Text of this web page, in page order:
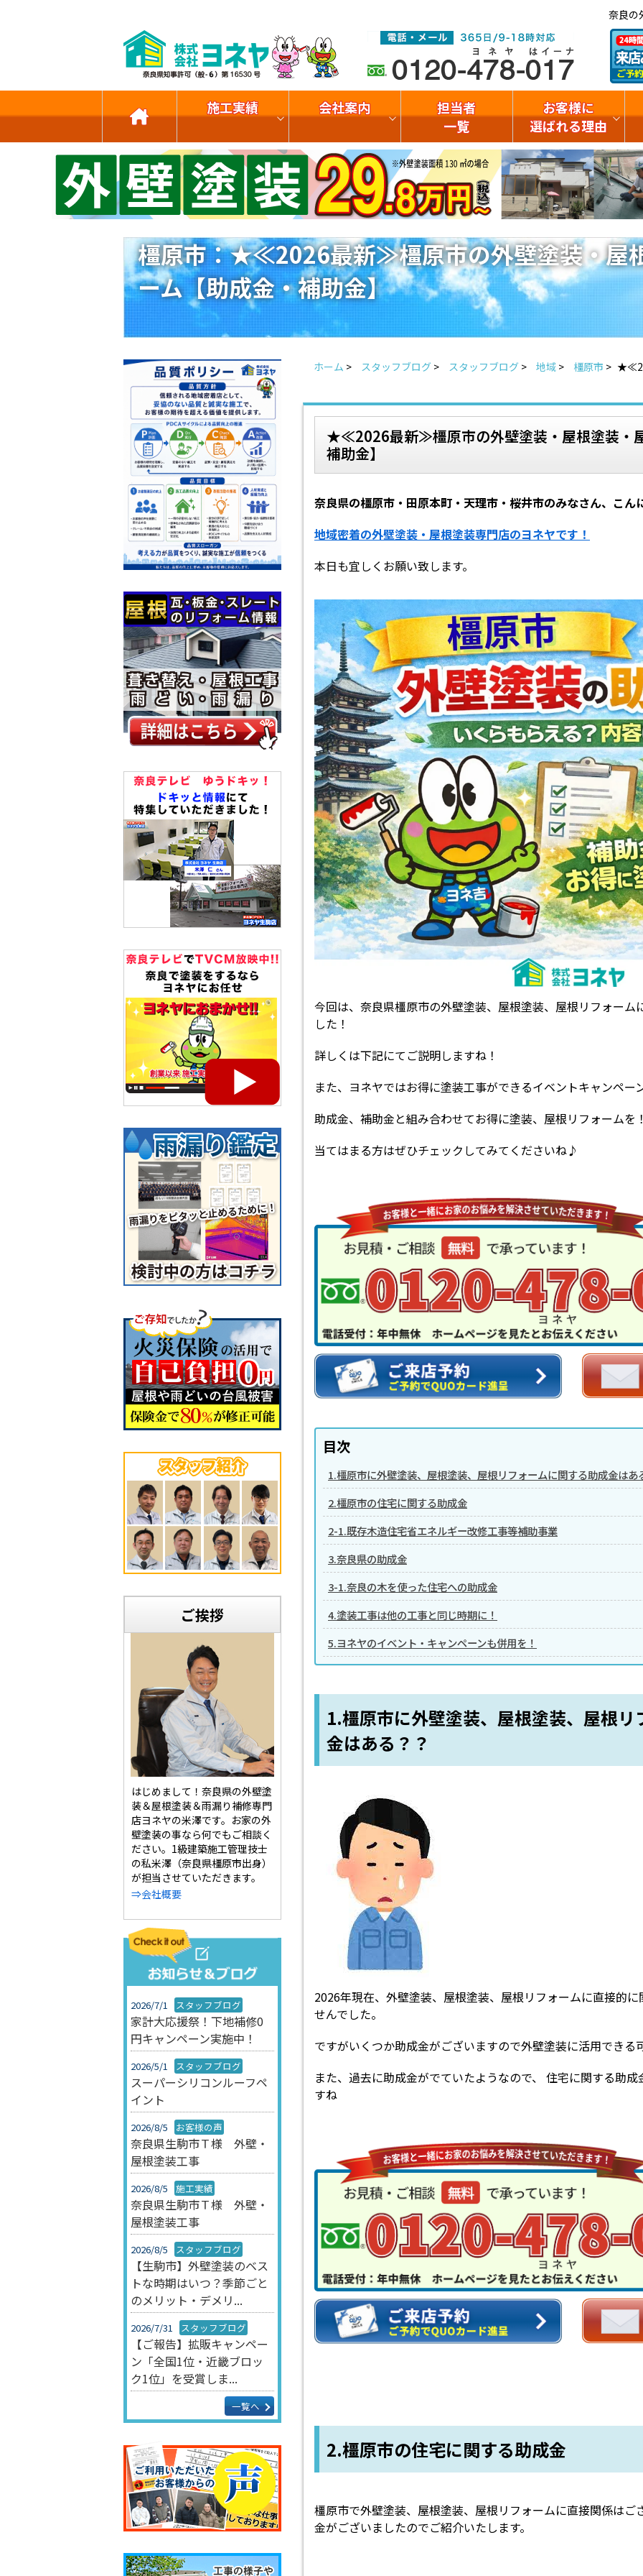
奈良の
施工実績 会社案内
担当者
一覧
お客様に
選ばれる理由
橿原市：★≪2026最新≫橿原市の外壁塗装・屋
ーム【助成金・補助金】
ご挨拶
はじめまして！奈良県の外壁塗
装＆屋根塗装＆雨漏り補修専門
店ヨネヤの米澤です。お家の外
壁塗装の事なら何でもご相談く
ださい。1級建築施工管理技士
の私米澤（奈良県橿原市出身）
が担当させていただきます。
⇒会社概要
2026/7/1 スタッフブログ
家計大応援祭！下地補修0
円キャンペーン実施中！
2026/5/1 スタッフブログ
スーパーシリコンルーフペ
イント
2026/8/5 お客様の声
奈良県生駒市Ｔ様 外壁・
屋根塗装工事
2026/8/5 施工実績
奈良県生駒市Ｔ様 外壁・
屋根塗装工事
2026/8/5 スタッフブログ
【生駒市】外壁塗装のベス
トな時期はいつ？季節ごと
のメリット・デメリ...
2026/7/31 スタッフブログ
【ご報告】拡販キャンペー
ン「全国1位・近畿ブロッ
ク1位」を受賞しま...
一覧へ
ホーム > スタッフブログ > スタッフブログ > 地域 > 橿原市 >
★≪2026最新≫橿原市の外壁塗装・屋根塗装・
補助金】
奈良県の橿原市・田原本町・天理市・桜井市のみなさん、こん
地域密着の外壁塗装・屋根塗装専門店のヨネヤです！
本日も宜しくお願い致します。
今回は、奈良県橿原市の外壁塗装、屋根塗装、屋根リフォー
した！
詳しくは下記にてご説明しますね！
また、ヨネヤではお得に塗装工事ができるイベントキャンペー
助成金、補助金と組み合わせてお得に塗装、屋根リフォームを
当てはまる方はぜひチェックしてみてくださいね♪
目次
1.橿原市に外壁塗装、屋根塗装、屋根リフォームに関する助成金はあ
2.橿原市の住宅に関する助成金
2-1.既存木造住宅省エネルギー改修工事等補助事業
3.奈良県の助成金
3-1.奈良の木を使った住宅への助成金
4.塗装工事は他の工事と同じ時期に！
5.ヨネヤのイベント・キャンペーンも併用を！
1.橿原市に外壁塗装、屋根塗装、屋根
金はある？？
2026年現在、外壁塗装、屋根塗装、屋根リフォームに直接的
せんでした。
ですがいくつか助成金がございますので外壁塗装に活用できる
また、過去に助成金がでていたようなので、 住宅に関する助
すね
2.橿原市の住宅に関する助成金
橿原市で外壁塗装、屋根塗装、屋根リフォームに直接関係は
金がございましたのでご紹介いたします。